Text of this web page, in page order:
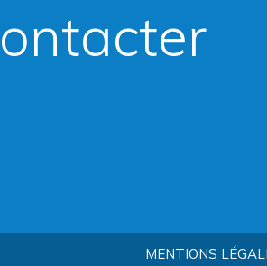
MENTIONS